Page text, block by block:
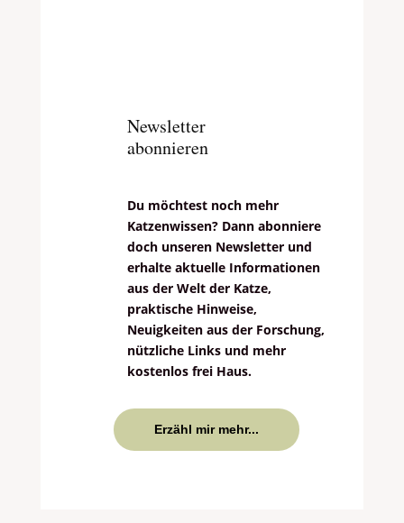
Newsletter
abonnieren
Du möchtest noch mehr
Katzenwissen? Dann abonniere
doch unseren Newsletter und
erhalte aktuelle Informationen
aus der Welt der Katze,
praktische Hinweise,
Neuigkeiten aus der Forschung,
nützliche Links und mehr
kostenlos frei Haus.
Erzähl mir mehr...